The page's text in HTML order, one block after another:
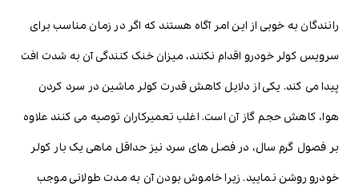
رانندگان به خوبی از این امر آگاه هستند که اگر در زمان مناسب برای
سرویس کولر خودرو اقدام نکنند، میزان خنک کنندگی آن به شدت افت
پیدا می کند. یکی از دلایل کاهش قدرت کولر ماشین در سرد کردن
هوا، کاهش حجم گاز آن است. اغلب تعمیرکاران توصیه می کنند علاوه
بر فصول گرم سال، در فصل های سرد نیز حداقل ماهی یک بار کولر
خودرو روشن نمایید. زیرا خاموش بودن آن به مدت طولانی موجب